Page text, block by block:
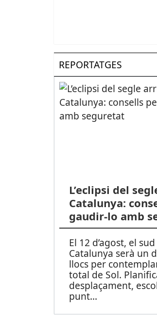
REPORTATGES
L’eclipsi del
Catalunya:
gaudir-lo amb
El 12 d’agost, el
Catalunya serà un
llocs per
total de Sol.
desplaçament,
punt...